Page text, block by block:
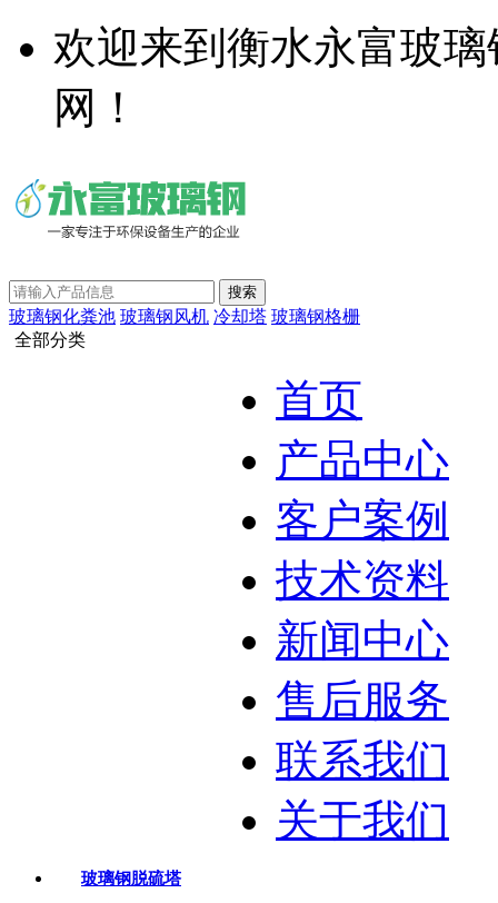
欢迎来到衡水永富玻
网！
玻璃钢化粪池 玻璃钢风机 冷却塔 玻璃钢格栅
全部分类
首页
产品中心
客户案例
技术资料
新闻中心
售后服务
联系我们
关于我们
玻璃钢脱硫塔